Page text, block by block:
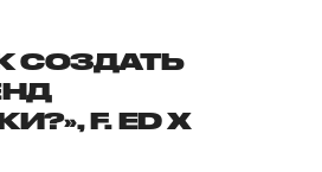
СОЗДАТЬ
F. ED X